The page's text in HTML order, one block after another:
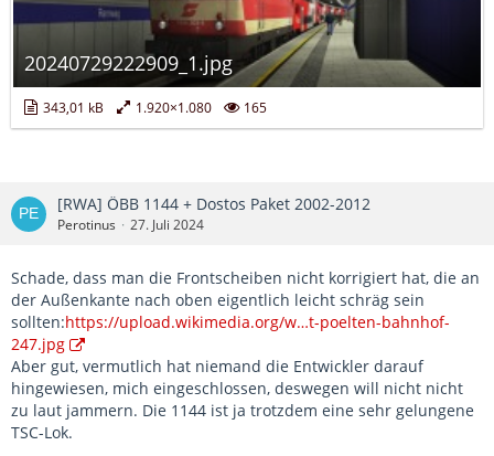
20240729222909_1.jpg
343,01 kB 1.920×1.080 165
[RWA] ÖBB 1144 + Dostos Paket 2002-2012
Perotinus 27. Juli 2024
Schade, dass man die Frontscheiben nicht korrigiert hat, die an
der Außenkante nach oben eigentlich leicht schräg sein
sollten:https://upload.wikimedia.org/w…t-poelten-bahnhof-
247.jpg
Aber gut, vermutlich hat niemand die Entwickler darauf
hingewiesen, mich eingeschlossen, deswegen will nicht nicht
zu laut jammern. Die 1144 ist ja trotzdem eine sehr gelungene
TSC-Lok.